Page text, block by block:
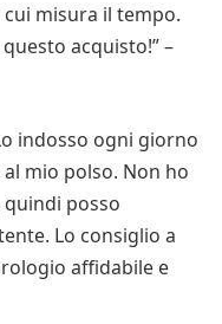
misura il tempo.
acquisto!” –
indosso ogni giorno
mio polso. Non ho
quindi posso
Lo consiglio a
affidabile e